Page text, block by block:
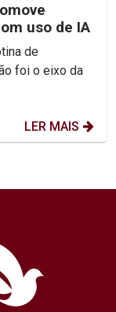
uso de IA
de
foi o eixo da
LER MAIS